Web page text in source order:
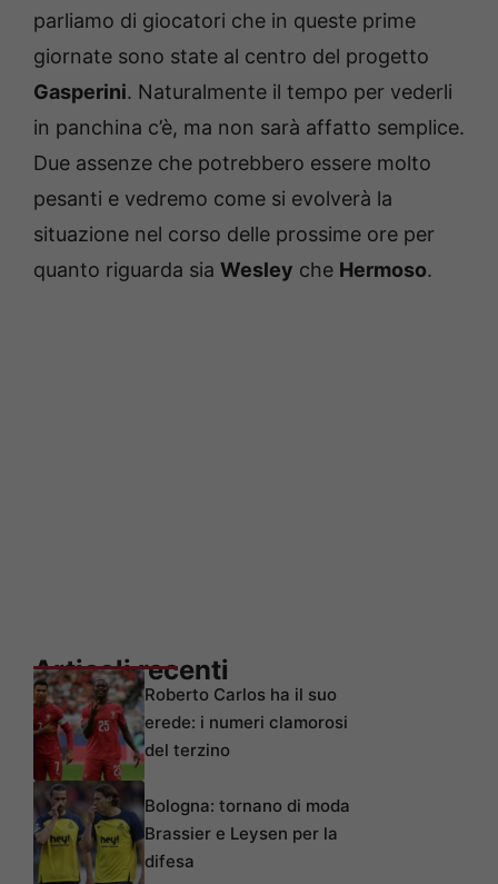
parliamo di giocatori che in queste prime
giornate sono state al centro del progetto
Gasperini. Naturalmente il tempo per vederli
in panchina c’è, ma non sarà affatto semplice.
Due assenze che potrebbero essere molto
pesanti e vedremo come si evolverà la
situazione nel corso delle prossime ore per
quanto riguarda sia Wesley che Hermoso.
Articoli recenti
Roberto Carlos ha il suo
erede: i numeri clamorosi
del terzino
Bologna: tornano di moda
Brassier e Leysen per la
difesa